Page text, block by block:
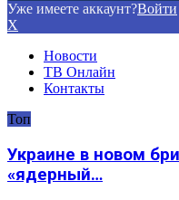
Уже имеете аккаунт?Войти
X
Новости
ТВ Онлайн
Контакты
Топ
Украине в новом
«ядерный…